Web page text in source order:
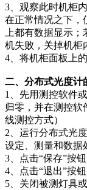
电源开关测试方
变压器测试方案
电动玩具测试方
电表测试方案
电动工具测试方
3、观察此时机柜
在正常情况之下，
上都有数据显示
机失败，关掉机柜
4、将机柜面板上
二、分布式光度计
1、先用测控软件
归零，并在测控软
线测控方式）
2、运行分布式光
设定、测量和数据
3、点击“保存”按
4、点击“退出”按
5、关闭被测灯具